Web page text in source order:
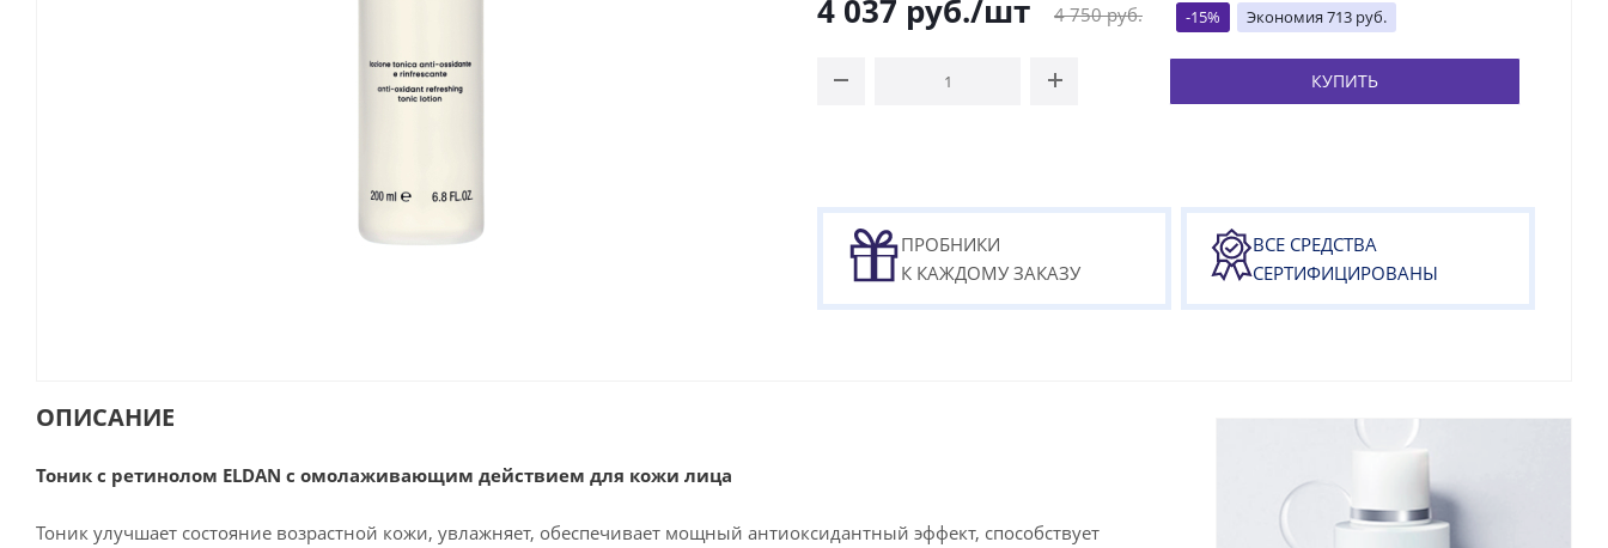
4 037 руб./шт 4 750руб. -15% Экономия 713 руб.
КУПИТЬ
ПРОБНИКИ
К КАЖДОМУ ЗАКАЗУ
ВСЕ СРЕДСТВА
СЕРТИФИЦИРОВАНЫ
ОПИСАНИЕ
Тоник с ретинолом ELDAN с омолаживающим действием для кожи лица
Тоник улучшает состояние возрастной кожи, увлажняет, обеспечивает мощный антиоксидантный эффект, способствует